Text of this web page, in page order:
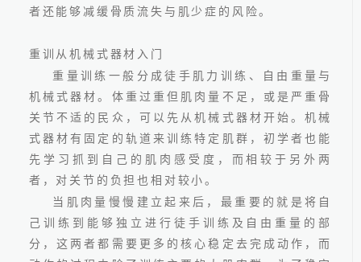
线上预约
2026.06.24
者还能够减缓骨质流失与肌少症的风险。
重训从机械式器材入门
重量训练一般分成徒手肌力训练、自由重量与
机械式器材。体重过重但肌肉量不足，或是严重骨
关节不适的民众，可以先从机械式器材开始。机械
式器材有固定的轨道来训练特定肌群，初学者也能
先学习抓到自己的肌肉感受度，而相较于另外两
者，对关节的负担也相对较小。
当肌肉量慢慢建立起来后，最重要的就是将自
己训练到能够独立进行徒手训练及自由重量的部
分，这两者都需要更多的核心稳定去完成动作，而